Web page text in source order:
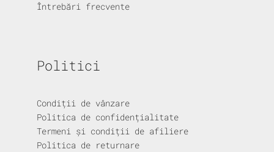
Întrebări frecvente
Politici
Condiții de vânzare
Politica de confidențialitate
Termeni și condiții de afiliere
Politica de returnare